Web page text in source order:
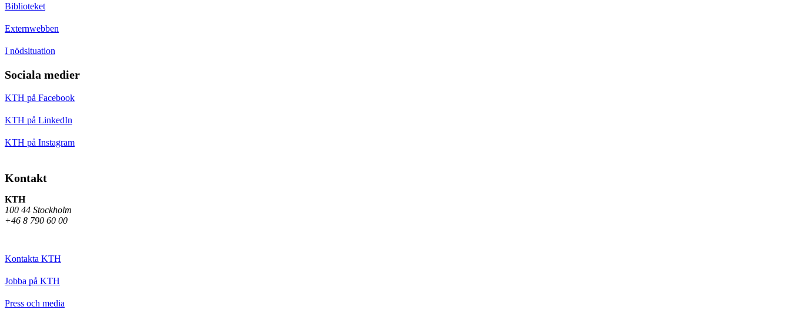
Biblioteket
Externwebben
I nödsituation
Sociala medier
KTH på Facebook
KTH på LinkedIn
KTH på Instagram
Kontakt
KTH
100 44 Stockholm
+46 8 790 60 00
Kontakta KTH
Jobba på KTH
Press och media